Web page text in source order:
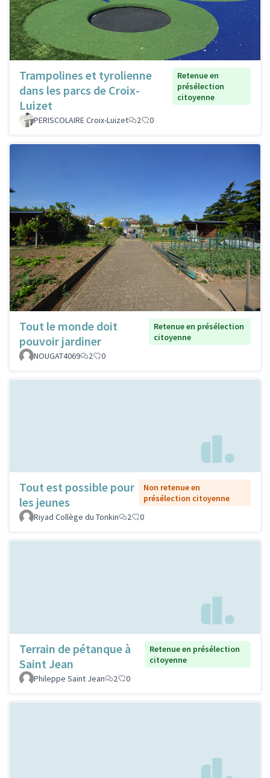
Trampolines et tyrolienne
dans les parcs de Croix-
Luizet
Retenue en
présélection
citoyenne
PERISCOLAIRE Croix-Luizet 2 0
Tout le monde doit
pouvoir jardiner
Retenue en présélection
citoyenne
NOUGAT4069
2 0
Tout est possible pour
les jeunes
Non retenue en
présélection citoyenne
Riyad Collège du Tonkin
2 0
Terrain de pétanque à
Saint Jean
Retenue en présélection
citoyenne
Phileppe Saint Jean
2 0